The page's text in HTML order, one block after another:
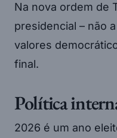
Na nova ordem de
presidencial – não
valores
final.
Política
2026 é um ano